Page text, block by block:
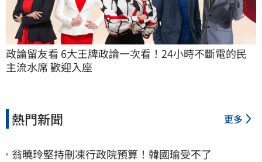
政論留友看 6大王牌政論一次看！24小時不斷電的民
主流水席 歡迎入座
熱門新聞 更多
翁曉玲堅持刪凍行政院預算！韓國瑜受不了